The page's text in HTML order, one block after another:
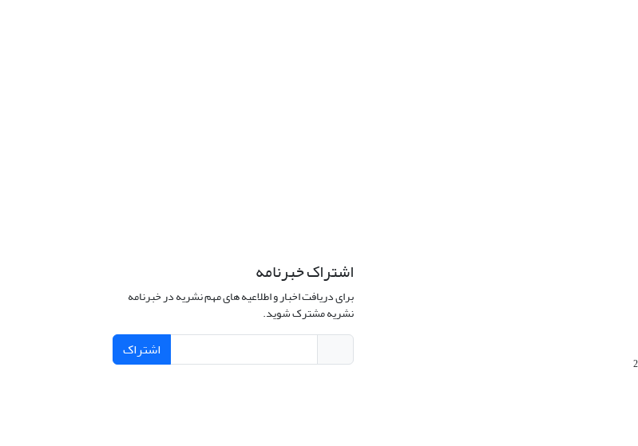
اشتراک خبرنامه
برای دریافت اخبار و اطلاعیه های مهم نشریه در خبرنامه
نشریه مشترک شوید.
اشتراک